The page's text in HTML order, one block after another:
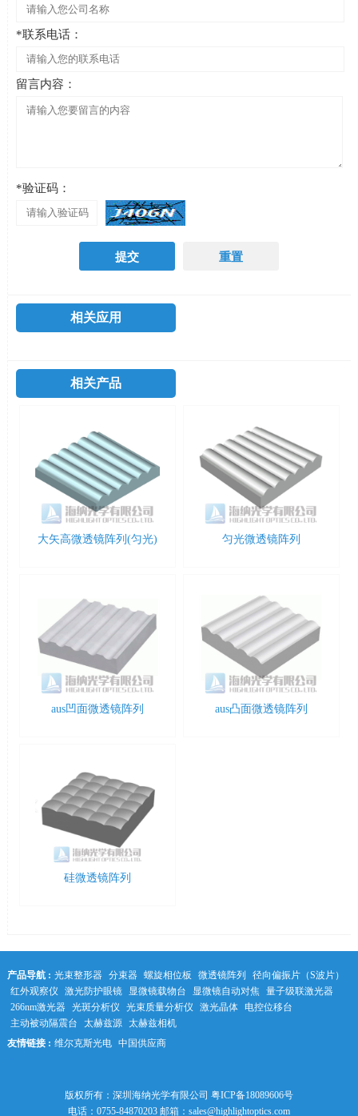
*联系电话：
留言内容：
*验证码：
相关应用
相关产品
大矢高微透镜阵列(匀光) 匀光微透镜阵列
aus凹面微透镜阵列 aus凸面微透镜阵列
硅微透镜阵列
产品导航 : 光束整形器 分束器 螺旋相位板 微透镜阵列
径向偏振片（S波片）
红外观察仪
激光防护眼镜 显微镜载物台 显微镜自动对焦 量子级联激光器
266nm激光器 光斑分析仪 光束质量分析仪 激光晶体
电控位移台
主动被动隔震台
太赫兹源 太赫兹相机
友情链接 : 维尔克斯光电 中国供应商
版权所有：深圳海纳光学有限公司 粤ICP备18089606号
电话：0755-84870203 邮箱：sales@highlightoptics.com